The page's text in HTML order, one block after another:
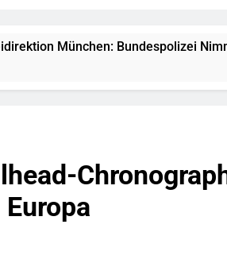
München: Bundespolizei
München: Notruf Per
München: Bundespolizei
München: Schneller